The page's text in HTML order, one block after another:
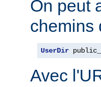
On peut
chemins
UserDir
Avec